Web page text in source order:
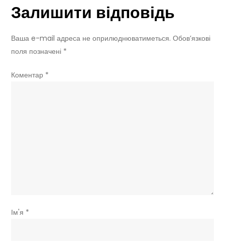
в
історії
Залишити відповідь
Ваша e-mail адреса не оприлюднюватиметься. Обов’язкові
поля позначені *
Коментар *
Ім'я *